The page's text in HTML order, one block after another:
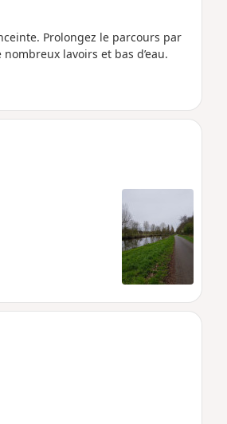
Prolongez le parcours par
lavoirs et bas d’eau.